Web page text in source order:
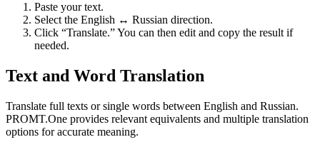
Paste your text.
Select the English ↔ Russian direction.
Click “Translate.” You can then edit and copy the result if
needed.
Text and Word Translation
Translate full texts or single words between English and Russian.
PROMT.One provides relevant equivalents and multiple translation
options for accurate meaning.